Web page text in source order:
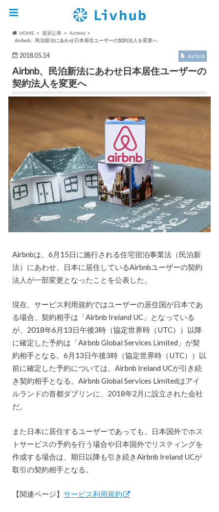
HOME 最新記事
Airbnb
Airbnb、民泊新法にあわせ日本居住ユーザーの契約法人を変更へ
2018.05.14 Airbnb
Airbnb、民泊新法にあわせ日本居住ユーザーの
契約法人を変更へ
Airbnbは、6月15日に施行される住宅宿泊事業法（民泊新
法）にあわせ、日本に居住しているAirbnbユーザーの契約
法人が一部変更となったことを公表した。
現在、サービス利用規約ではユーザーの居住国が日本であ
る場合、契約相手は「Airbnb Ireland UC」となっている
が、2018年6月13日午後3時（協定世界時（UTC））以降
に確定した予約は「Airbnb Global Services Limited」が契
約相手となる。6月13日午後3時（協定世界時（UTC））以
前に確定した予約については、Airbnb Ireland UCが引き続
き契約相手となる。Airbnb Global Services Limitedはアイ
ルランドの首都ダブリンに、2018年2月に設立された会社
だ。
また日本に居住するユーザーであっても、日本国外でホス
トサービスの予約を行う場合や日本国外でリスティングを
作成する場合は、期日以降も引き続きAirbnb Ireland UCが
取引の契約相手となる。
【関連ページ】 サービス利用規約